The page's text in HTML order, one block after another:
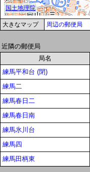
大きなマップ 周辺の郵便局
近隣の郵便局
局名
練馬平和台 (閉)
練馬二
練馬春日二
練馬春日南
練馬氷川台
練馬四
練馬田柄東